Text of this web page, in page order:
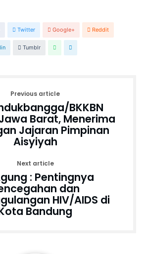
Twitter Google+ Reddit
Tumblr
Previous article
BKKBN
Barat, Menerima
Jajaran Pimpinan
Aisyiyah
Next article
: Pentingnya
dan
HIV/AIDS di
Bandung